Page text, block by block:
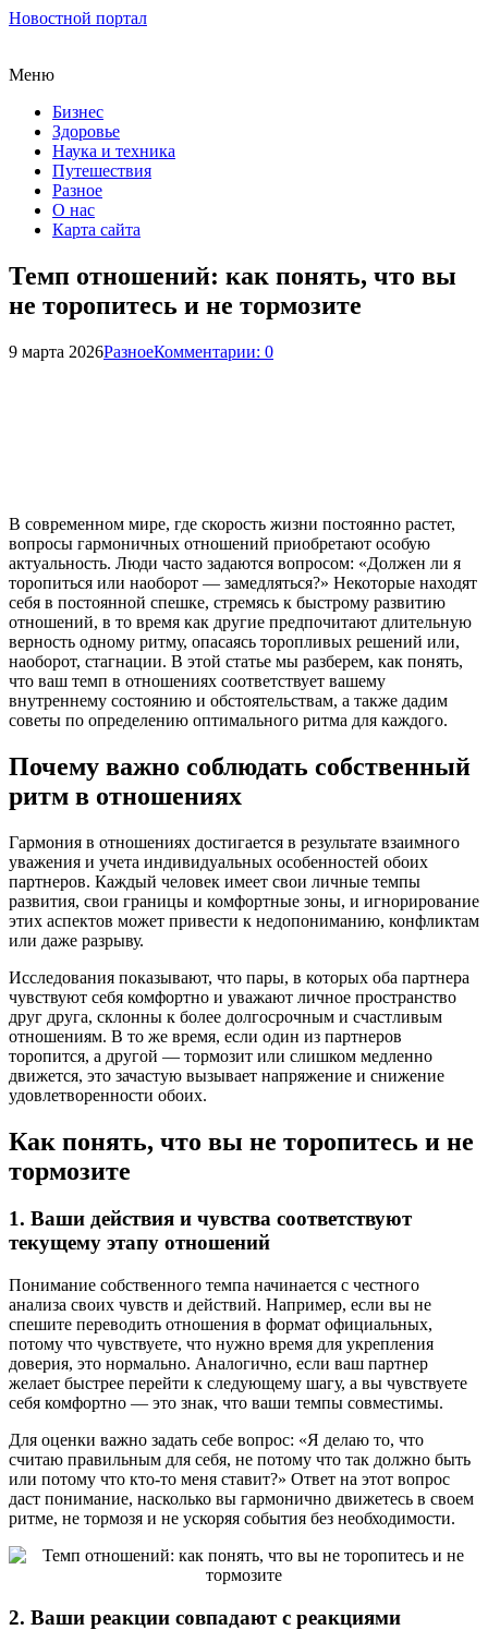
Новостной портал
Меню
Бизнес
Здоровье
Наука и техника
Путешествия
Разное
О нас
Карта сайта
Темп отношений: как понять, что вы
не торопитесь и не тормозите
9 марта 2026РазноеКомментарии: 0
В современном мире, где скорость жизни постоянно растет,
вопросы гармоничных отношений приобретают особую
актуальность. Люди часто задаются вопросом: «Должен ли я
торопиться или наоборот — замедляться?» Некоторые находят
себя в постоянной спешке, стремясь к быстрому развитию
отношений, в то время как другие предпочитают длительную
верность одному ритму, опасаясь торопливых решений или,
наоборот, стагнации. В этой статье мы разберем, как понять,
что ваш темп в отношениях соответствует вашему
внутреннему состоянию и обстоятельствам, а также дадим
советы по определению оптимального ритма для каждого.
Почему важно соблюдать собственный
ритм в отношениях
Гармония в отношениях достигается в результате взаимного
уважения и учета индивидуальных особенностей обоих
партнеров. Каждый человек имеет свои личные темпы
развития, свои границы и комфортные зоны, и игнорирование
этих аспектов может привести к недопониманию, конфликтам
или даже разрыву.
Исследования показывают, что пары, в которых оба партнера
чувствуют себя комфортно и уважают личное пространство
друг друга, склонны к более долгосрочным и счастливым
отношениям. В то же время, если один из партнеров
торопится, а другой — тормозит или слишком медленно
движется, это зачастую вызывает напряжение и снижение
удовлетворенности обоих.
Как понять, что вы не торопитесь и не
тормозите
1. Ваши действия и чувства соответствуют
текущему этапу отношений
Понимание собственного темпа начинается с честного
анализа своих чувств и действий. Например, если вы не
спешите переводить отношения в формат официальных,
потому что чувствуете, что нужно время для укрепления
доверия, это нормально. Аналогично, если ваш партнер
желает быстрее перейти к следующему шагу, а вы чувствуете
себя комфортно — это знак, что ваши темпы совместимы.
Для оценки важно задать себе вопрос: «Я делаю то, что
считаю правильным для себя, не потому что так должно быть
или потому что кто-то меня ставит?» Ответ на этот вопрос
даст понимание, насколько вы гармонично движетесь в своем
ритме, не тормозя и не ускоряя события без необходимости.
2. Ваши реакции совпадают с реакциями